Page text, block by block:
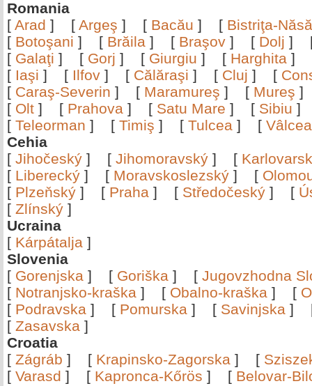
Romania
[ Arad ] [ Argeş ] [ Bacău ] [ Bistriţa-
[ Botoşani ] [ Brăila ] [ Braşov ] [ Dolj ]
[ Galaţi ] [ Gorj ] [ Giurgiu ] [ Harghita ]
[ Iaşi ] [ Ilfov ] [ Călăraşi ] [ Cluj ] [
[ Caraş-Severin ] [ Maramureş ] [ Mureş
[ Olt ] [ Prahova ] [ Satu Mare ] [ Sibiu
[ Teleorman ] [ Timiş ] [ Tulcea ] [
Cehia
[ Jihočeský ] [ Jihomoravský ] [
[ Liberecký ] [ Moravskoslezský ] [
[ Plzeňský ] [ Praha ] [ Středočeský ] [
[ Zlínský ]
Ucraina
[ Kárpátalja ]
Slovenia
[ Gorenjska ] [ Goriška ] [ Jugovzhodna
[ Notranjsko-kraška ] [ Obalno-kraška ] [
[ Podravska ] [ Pomurska ] [ Savinjska ]
[ Zasavska ]
Croatia
[ Zágráb ] [ Krapinsko-Zagorska ] [
[ Varasd ] [ Kapronca-Kőrös ] [ Belovar-